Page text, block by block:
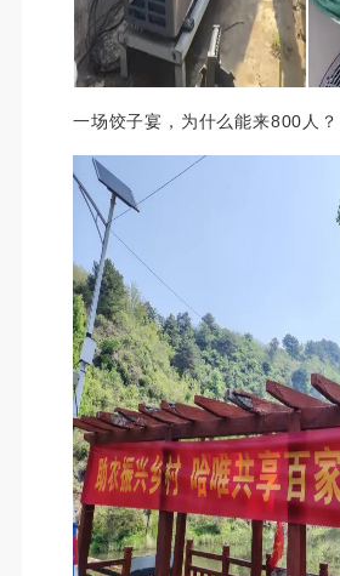
一场饺子宴，为什么能来800人？